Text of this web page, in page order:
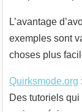
L’avantage
exemples sont
choses plus
Quirksmode.org
Des tutoriels qui